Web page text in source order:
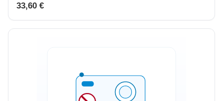
33,60 €